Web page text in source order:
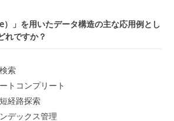
）」を用いたデータ構造の主な応用例とし
れですか？
索
トコンプリート
経路探索
デックス管理